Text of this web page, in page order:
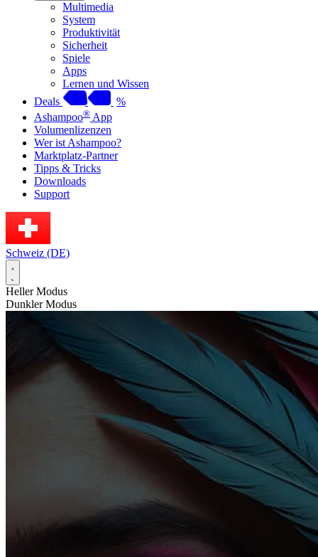
Multimedia
System
Produktivität
Sicherheit
Spiele
Apps
Lernen und Wissen
Deals
%
Ashampoo® App
Volumenlizenzen
Wer ist Ashampoo?
Marktplatz-Partner
Tipps & Tricks
Downloads
Support
Schweiz (DE)
Heller Modus
Dunkler Modus